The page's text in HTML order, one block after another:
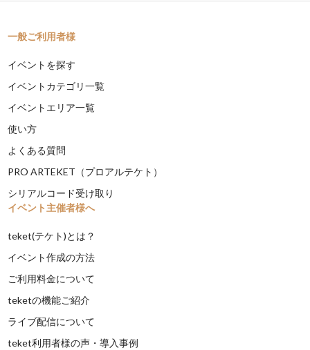
一般ご利用者様
イベントを探す
イベントカテゴリ一覧
イベントエリア一覧
使い方
よくある質問
PRO ARTEKET（プロアルテケト）
シリアルコード受け取り
イベント主催者様へ
teket(テケト)とは？
イベント作成の方法
ご利用料金について
teketの機能ご紹介
ライブ配信について
teket利用者様の声・導入事例